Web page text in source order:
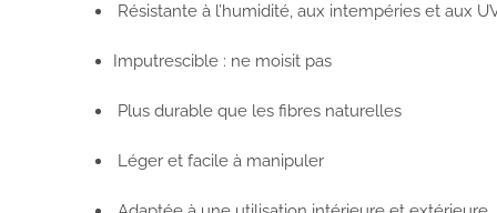
Résistante à l’humidité, aux intempéries et aux
Imputrescible : ne moisit pas
Plus durable que les fibres naturelles
Léger et facile à manipuler